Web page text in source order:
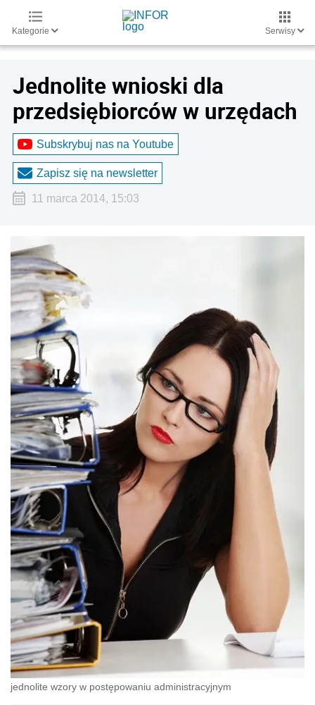
Kategorie Serwisy
Jednolite wnioski dla
przedsiębiorców w urzędach
Subskrybuj nas na Youtube
Zapisz się na newsletter
11 marca 2014, 15:03
jednolite wzory w postępowaniu administracyjnym